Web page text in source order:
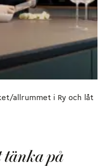
allrummet i Ry och låt
tänka på